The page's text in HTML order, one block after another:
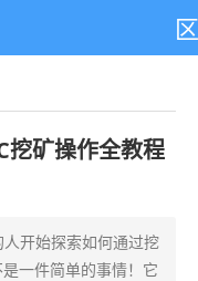
挖矿操作全教程
开始探索如何通过挖
一件简单的事情！它